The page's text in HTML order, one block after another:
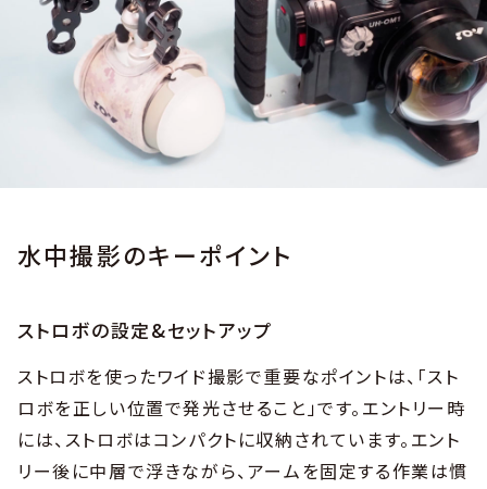
水中撮影のキーポイント
ストロボの設定&セットアップ
ストロボを使ったワイド撮影で重要なポイントは、「スト
ロボを正しい位置で発光させること」です。エントリー時
には、ストロボはコンパクトに収納されています。エント
リー後に中層で浮きながら、アームを固定する作業は慣